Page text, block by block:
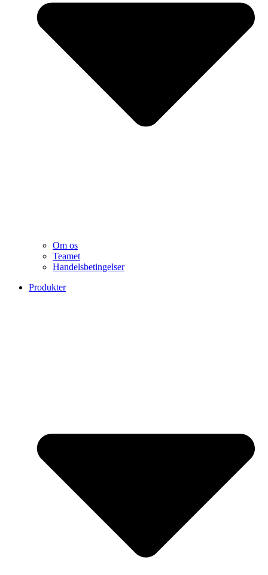
Om os
Teamet
Handelsbetingelser
Produkter